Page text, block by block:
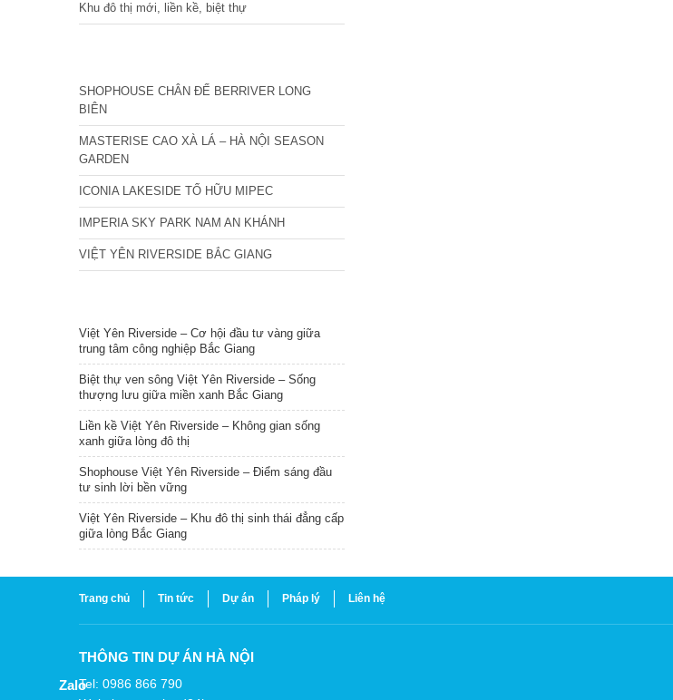
Khu đô thị mới, liền kề, biệt thự
SHOPHOUSE CHÂN ĐẾ BERRIVER LONG
BIÊN
MASTERISE CAO XÀ LÁ – HÀ NỘI SEASON
GARDEN
ICONIA LAKESIDE TỐ HỮU MIPEC
IMPERIA SKY PARK NAM AN KHÁNH
VIỆT YÊN RIVERSIDE BẮC GIANG
Việt Yên Riverside – Cơ hội đầu tư vàng giữa
trung tâm công nghiệp Bắc Giang
Biệt thự ven sông Việt Yên Riverside – Sống
thượng lưu giữa miền xanh Bắc Giang
Liền kề Việt Yên Riverside – Không gian sống
xanh giữa lòng đô thị
Shophouse Việt Yên Riverside – Điểm sáng đầu
tư sinh lời bền vững
Việt Yên Riverside – Khu đô thị sinh thái đẳng cấp
giữa lòng Bắc Giang
Trang chủ Tin tức Dự án Pháp lý Liên hệ
THÔNG TIN DỰ ÁN HÀ NỘI
Tel: 0986 866 790
Zalo